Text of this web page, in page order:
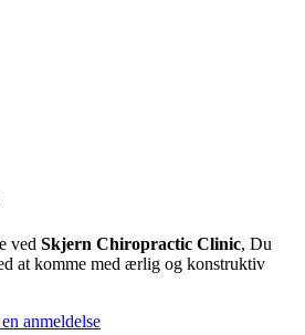
ved Skjern Chiropractic Clinic, Du
at komme med ærlig og konstruktiv
anmeldelse